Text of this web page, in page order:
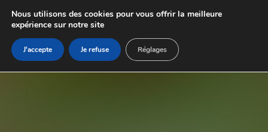
Nous utilisons des cookies pour vous offrir la meilleure
expérience sur notre site
J'accepte Je refuse Réglages